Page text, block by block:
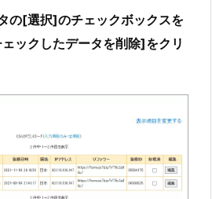
の[選択]のチェックボックスを
ックしたデータを削除]をクリ